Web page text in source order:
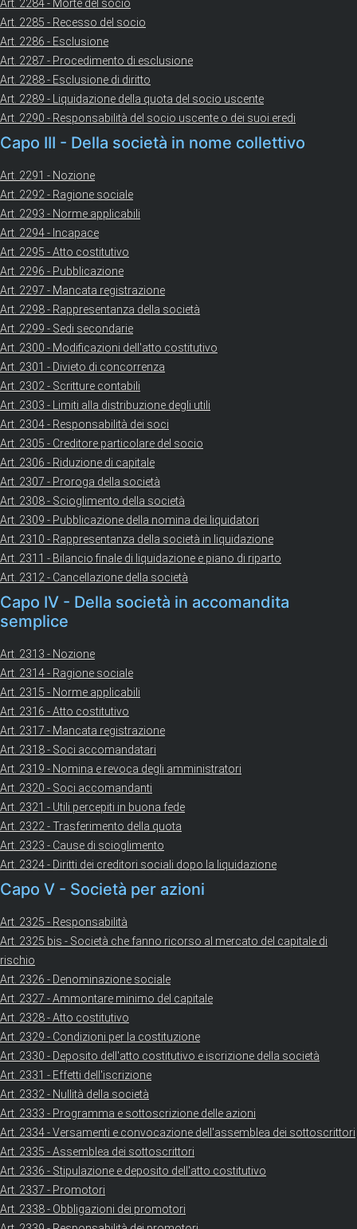
Art. 2284 - Morte del socio
Art. 2285 - Recesso del socio
Art. 2286 - Esclusione
Art. 2287 - Procedimento di esclusione
Art. 2288 - Esclusione di diritto
Art. 2289 - Liquidazione della quota del socio uscente
Art. 2290 - Responsabilità del socio uscente o dei suoi eredi
Capo III - Della società in nome collettivo
Art. 2291 - Nozione
Art. 2292 - Ragione sociale
Art. 2293 - Norme applicabili
Art. 2294 - Incapace
Art. 2295 - Atto costitutivo
Art. 2296 - Pubblicazione
Art. 2297 - Mancata registrazione
Art. 2298 - Rappresentanza della società
Art. 2299 - Sedi secondarie
Art. 2300 - Modificazioni dell'atto costitutivo
Art. 2301 - Divieto di concorrenza
Art. 2302 - Scritture contabili
Art. 2303 - Limiti alla distribuzione degli utili
Art. 2304 - Responsabilità dei soci
Art. 2305 - Creditore particolare del socio
Art. 2306 - Riduzione di capitale
Art. 2307 - Proroga della società
Art. 2308 - Scioglimento della società
Art. 2309 - Pubblicazione della nomina dei liquidatori
Art. 2310 - Rappresentanza della società in liquidazione
Art. 2311 - Bilancio finale di liquidazione e piano di riparto
Art. 2312 - Cancellazione della società
Capo IV - Della società in accomandita
semplice
Art. 2313 - Nozione
Art. 2314 - Ragione sociale
Art. 2315 - Norme applicabili
Art. 2316 - Atto costitutivo
Art. 2317 - Mancata registrazione
Art. 2318 - Soci accomandatari
Art. 2319 - Nomina e revoca degli amministratori
Art. 2320 - Soci accomandanti
Art. 2321 - Utili percepiti in buona fede
Art. 2322 - Trasferimento della quota
Art. 2323 - Cause di scioglimento
Art. 2324 - Diritti dei creditori sociali dopo la liquidazione
Capo V - Società per azioni
Art. 2325 - Responsabilità
Art. 2325 bis - Società che fanno ricorso al mercato del capitale di
rischio
Art. 2326 - Denominazione sociale
Art. 2327 - Ammontare minimo del capitale
Art. 2328 - Atto costitutivo
Art. 2329 - Condizioni per la costituzione
Art. 2330 - Deposito dell'atto costitutivo e iscrizione della società
Art. 2331 - Effetti dell'iscrizione
Art. 2332 - Nullità della società
Art. 2333 - Programma e sottoscrizione delle azioni
Art. 2334 - Versamenti e convocazione dell'assemblea dei sottoscrittori
Art. 2335 - Assemblea dei sottoscrittori
Art. 2336 - Stipulazione e deposito dell'atto costitutivo
Art. 2337 - Promotori
Art. 2338 - Obbligazioni dei promotori